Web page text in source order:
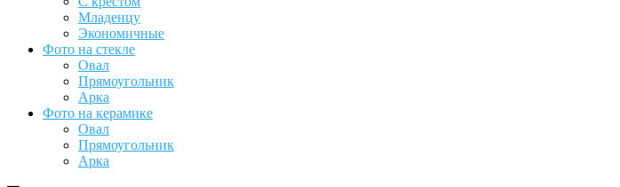
Младенцу
Экономичные
Фото на стекле
Овал
Прямоугольник
Арка
Фото на керамике
Овал
Прямоугольник
Арка